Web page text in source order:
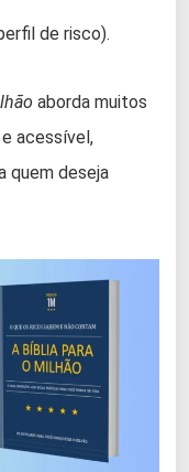
de risco).
aborda muitos
acessível,
quem deseja